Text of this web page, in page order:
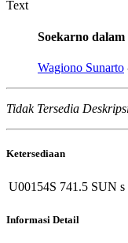
Text
Soekarno
Wagiono Sunarto
Tidak Tersedia
Ketersediaan
U00154S 741.5 SUN s
Informasi Detail